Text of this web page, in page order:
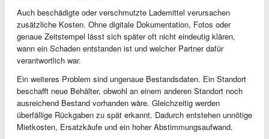
Auch beschädigte oder verschmutzte Lademittel verursachen
zusätzliche Kosten. Ohne digitale Dokumentation, Fotos oder
genaue Zeitstempel lässt sich später oft nicht eindeutig klären,
wann ein Schaden entstanden ist und welcher Partner dafür
verantwortlich war.
Ein weiteres Problem sind ungenaue Bestandsdaten. Ein Standort
beschafft neue Behälter, obwohl an einem anderen Standort noch
ausreichend Bestand vorhanden wäre. Gleichzeitig werden
überfällige Rückgaben zu spät erkannt. Dadurch entstehen unnötige
Mietkosten, Ersatzkäufe und ein hoher Abstimmungsaufwand.